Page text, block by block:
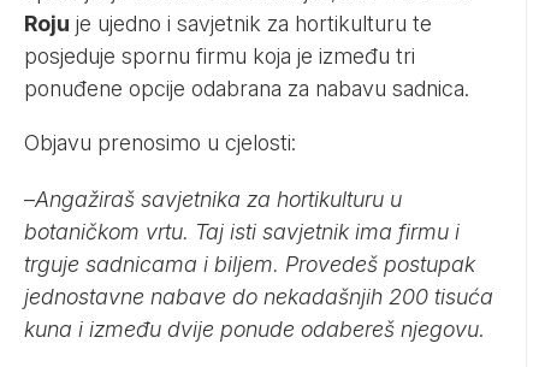
Roju je ujedno i savjetnik za hortikulturu te
posjeduje spornu firmu koja je između tri
ponuđene opcije odabrana za nabavu sadnica.
Objavu prenosimo u cjelosti:
–Angažiraš savjetnika za hortikulturu u
botaničkom vrtu. Taj isti savjetnik ima firmu i
trguje sadnicama i biljem. Provedeš postupak
jednostavne nabave do nekadašnjih 200 tisuća
kuna i između dvije ponude odabereš njegovu.